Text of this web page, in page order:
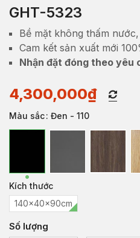
GHT-5323
Bề mặt không thấm
Cam kết sản xuất mới
Nhận đặt đóng theo yêu
4,300,000₫
Màu sắc: Đen - 110
Kích thước
140x40x90cm
Số lượng